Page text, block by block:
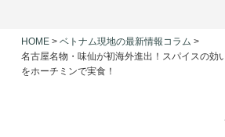
HOME > ベトナム現地の最新情報コラム >
名古屋名物・味仙が初海外進出！スパイスの効
をホーチミンで実食！